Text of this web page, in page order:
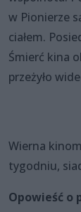
w Pionierze
ciałem.
Śmierć kina
przeżyło
Wierna
tygodniu,
Opowieść o